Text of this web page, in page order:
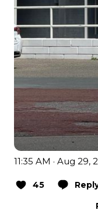
11:35 AM · Aug 29,
45